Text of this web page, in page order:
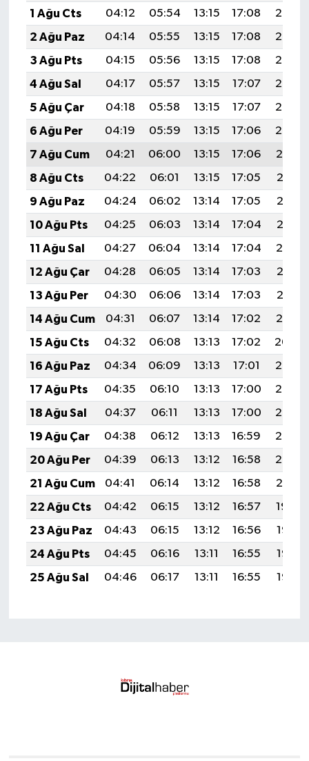
1 Ağu Cts
04:12 05:54 13:15 17:08
20:26
2 Ağu Paz
04:14 05:55 13:15 17:08
20:25
3 Ağu Pts
04:15 05:56 13:15 17:08
20:24
4 Ağu Sal
04:17 05:57 13:15 17:07
20:23
5 Ağu Çar
04:18 05:58 13:15 17:07
20:22
6 Ağu Per
04:19 05:59 13:15 17:06
20:20
7 Ağu Cum
04:21 06:00 13:15 17:06
20:19
8 Ağu Cts
04:22 06:01 13:15 17:05
20:18
9 Ağu Paz
04:24 06:02 13:14 17:05
20:17
10 Ağu Pts
04:25 06:03 13:14 17:04
20:16
11 Ağu Sal
04:27 06:04 13:14 17:04
20:14
12 Ağu Çar
04:28 06:05 13:14 17:03
20:13
13 Ağu Per
04:30 06:06 13:14 17:03
20:12
14 Ağu Cum
04:31 06:07 13:14 17:02
20:10
15 Ağu Cts
04:32 06:08 13:13 17:02
20:09
16 Ağu Paz
04:34 06:09 13:13 17:01
20:08
17 Ağu Pts
04:35 06:10 13:13 17:00
20:06
18 Ağu Sal
04:37 06:11 13:13 17:00
20:05
19 Ağu Çar
04:38 06:12 13:13 16:59
20:03
20 Ağu Per
04:39 06:13 13:12 16:58
20:02
21 Ağu Cum
04:41 06:14 13:12 16:58
20:01
22 Ağu Cts
04:42 06:15 13:12 16:57
19:59
23 Ağu Paz
04:43 06:15 13:12 16:56
19:58
24 Ağu Pts
04:45 06:16 13:11 16:55
19:56
25 Ağu Sal
04:46 06:17 13:11 16:55 19:55